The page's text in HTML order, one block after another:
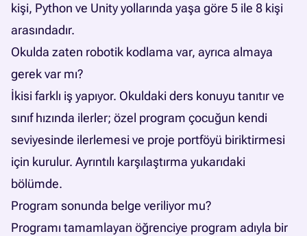
kişi, Python ve Unity yollarında yaşa göre 5 ile 8 kişi
arasındadır.
Okulda zaten robotik kodlama var, ayrıca almaya
gerek var mı?
İkisi farklı iş yapıyor. Okuldaki ders konuyu tanıtır ve
sınıf hızında ilerler; özel program çocuğun kendi
seviyesinde ilerlemesi ve proje portföyü biriktirmesi
için kurulur. Ayrıntılı karşılaştırma yukarıdaki
bölümde.
Program sonunda belge veriliyor mu?
Programı tamamlayan öğrenciye program adıyla bir